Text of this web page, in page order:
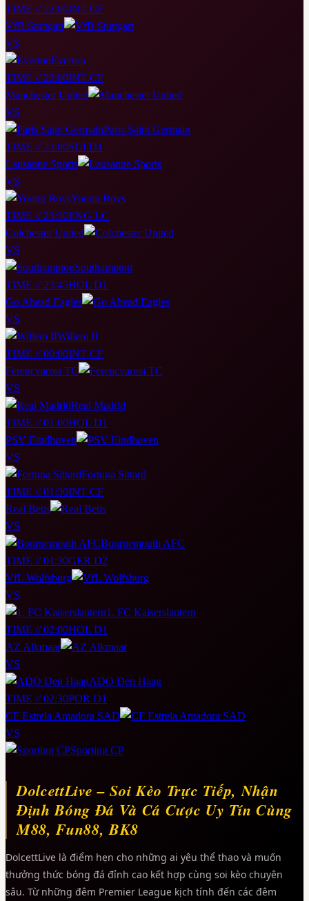
TIME // 22:00INT CF
VfB Stuttgart
VS
Everton
TIME // 22:00INT CF
Manchester United
VS
Paris Saint Germain
TIME // 23:00SUI D1
Lausanne Sports
VS
Young Boys
TIME // 23:30ENG LC
Colchester United
VS
Southampton
TIME // 23:45HOL D1
Go Ahead Eagles
VS
Willem II
TIME // 00:00INT CF
Ferencvarosi TC
VS
Real Madrid
TIME // 01:00HOL D1
PSV Eindhoven
VS
Fortuna Sittard
TIME // 01:30INT CF
Real Betis
VS
Bournemouth AFC
TIME // 01:30GER D2
VfL Wolfsburg
VS
1. FC Kaiserslautern
TIME // 02:00HOL D1
AZ Alkmaar
VS
ADO Den Haag
TIME // 02:30POR D1
CF Estrela Amadora SAD
VS
Sporting CP
DolcettLive – Soi Kèo Trực Tiếp, Nhận
Định Bóng Đá Và Cá Cược Uy Tín Cùng
M88, Fun88, BK8
DolcettLive là điểm hẹn cho những ai yêu thể thao và muốn
thưởng thức bóng đá đỉnh cao kết hợp cùng soi kèo chuyên
sâu. Từ những đêm Premier League kịch tính đến các đêm